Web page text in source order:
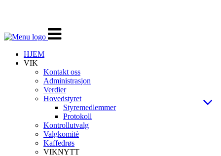
Veksle
navigasjon
HJEM
VIK
Kontakt oss
Administrasjon
Verdier
Hovedstyret
Styremedlemmer
Protokoll
Kontrollutvalg
Valgkomitè
Kaffedrøs
VIKNYTT